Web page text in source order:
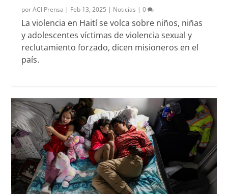
porACI Prensa | Feb 13, 2025 | Noticias |0
La violencia en Haití se volca sobre niños, niñas
y adolescentes víctimas de violencia sexual y
reclutamiento forzado, dicen misioneros en el
país.